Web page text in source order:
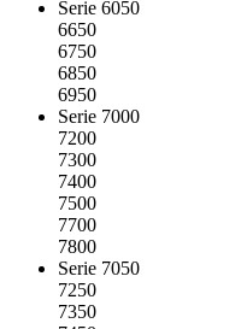
Serie 6050
6650
6750
6850
6950
Serie 7000
7200
7300
7400
7500
7700
7800
Serie 7050
7250
7350